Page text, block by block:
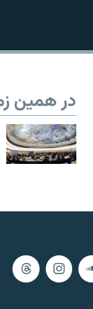
در همین